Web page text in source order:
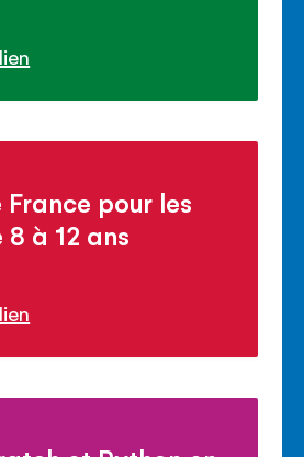
pour les
à 12 ans